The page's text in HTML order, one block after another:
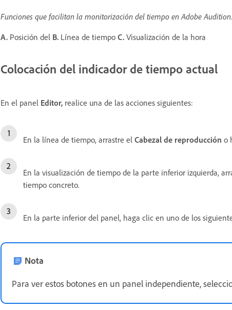
Funciones que facilitan la monitorización del tiempo en Adobe Audition.
A. Posición del B. Línea de tiempo C. Visualización de la hora
Colocación del indicador de tiempo actual
En el panel Editor, realice una de las acciones siguientes:
En la línea de tiempo, arrastre el Cabezal de reproducción o
En la visualización de tiempo de la parte inferior izquierda,
tiempo concreto.
En la parte inferior del panel, haga clic en uno de los
Nota
Para ver estos botones en un panel independiente,